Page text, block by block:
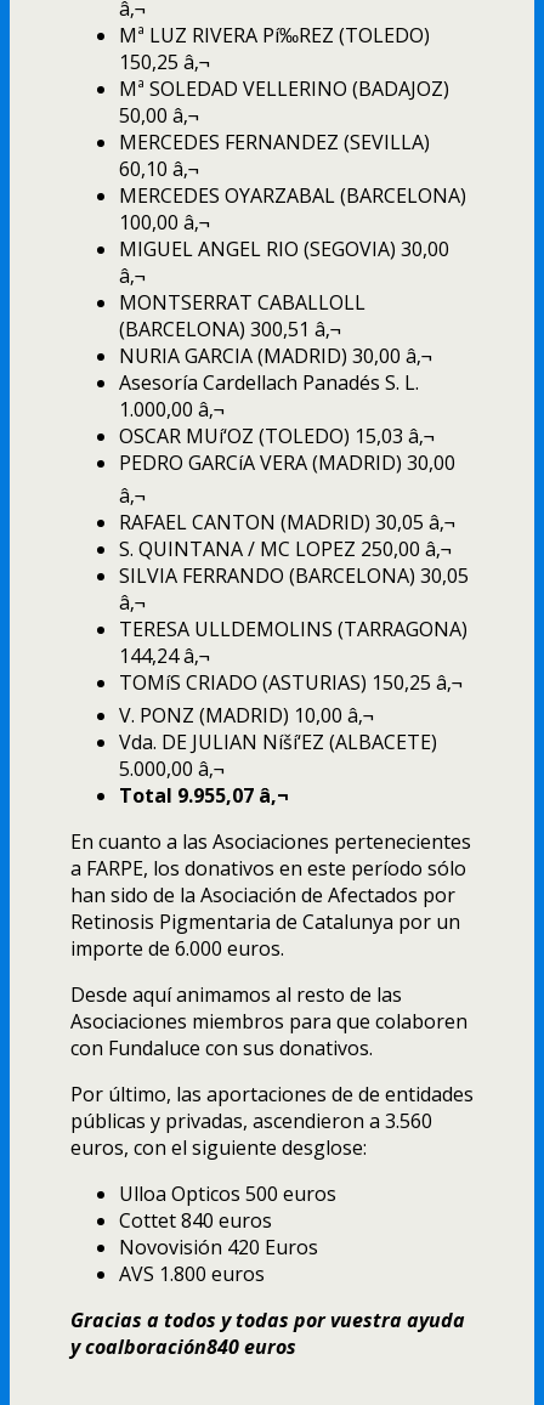
â‚¬
Mª LUZ RIVERA Pí‰REZ (TOLEDO)
150,25 â‚¬
Mª SOLEDAD VELLERINO (BADAJOZ)
50,00 â‚¬
MERCEDES FERNANDEZ (SEVILLA)
60,10 â‚¬
MERCEDES OYARZABAL (BARCELONA)
100,00 â‚¬
MIGUEL ANGEL RIO (SEGOVIA) 30,00
â‚¬
MONTSERRAT CABALLOLL
(BARCELONA) 300,51 â‚¬
NURIA GARCIA (MADRID) 30,00 â‚¬
Asesorí­a Cardellach Panadés S. L.
1.000,00 â‚¬
OSCAR MUí‘OZ (TOLEDO) 15,03 â‚¬
PEDRO GARCíA VERA (MADRID) 30,00
â‚¬
RAFAEL CANTON (MADRID) 30,05 â‚¬
S. QUINTANA / MC LOPEZ 250,00 â‚¬
SILVIA FERRANDO (BARCELONA) 30,05
â‚¬
TERESA ULLDEMOLINS (TARRAGONA)
144,24 â‚¬
TOMíS CRIADO (ASTURIAS) 150,25 â‚¬
V. PONZ (MADRID) 10,00 â‚¬
Vda. DE JULIAN Níší‘EZ (ALBACETE)
5.000,00 â‚¬
Total 9.955,07 â‚¬
En cuanto a las Asociaciones pertenecientes
a FARPE, los donativos en este perí­odo sólo
han sido de la Asociación de Afectados por
Retinosis Pigmentaria de Catalunya por un
importe de 6.000 euros.
Desde aquí­ animamos al resto de las
Asociaciones miembros para que colaboren
con Fundaluce con sus donativos.
Por último, las aportaciones de de entidades
públicas y privadas, ascendieron a 3.560
euros, con el siguiente desglose:
Ulloa Opticos 500 euros
Cottet 840 euros
Novovisión 420 Euros
AVS 1.800 euros
Gracias a todos y todas por vuestra ayuda
y coalboración840 euros